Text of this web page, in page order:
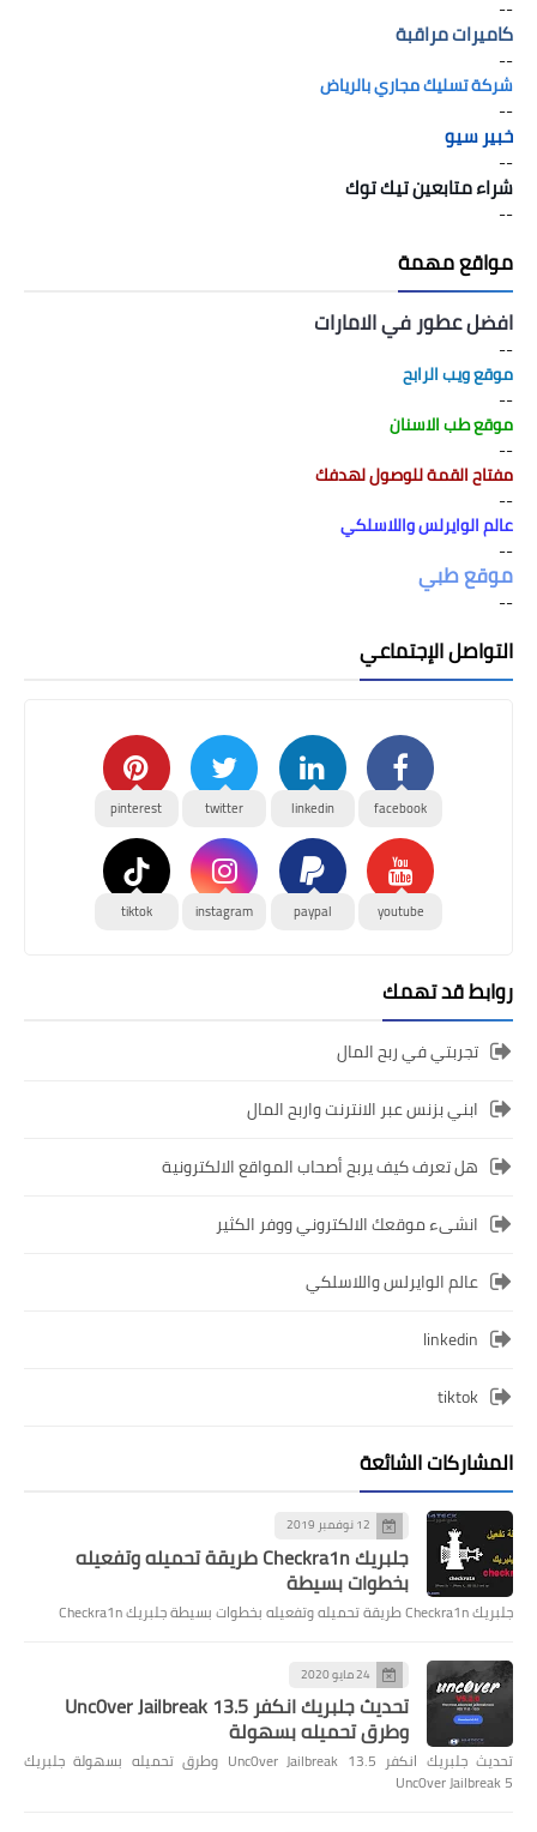
--
كاميرات مراقبة
--
شركة تسليك مجاري بالرياض
--
خبير سيو
--
شراء متابعين تيك توك
--
مواقع مهمة
افضل عطور في الامارات
--
موقع ويب الرابح
--
موقع طب الاسنان
--
مفتاح القمة للوصول لهدفك
--
عالم الوايرلس واللاسلكي
--
موقع طبي
--
التواصل الإجتماعي
facebook
linkedin
twitter
pinterest
youtube
paypal
instagram
tiktok
روابط قد تهمك
تجربتي في ربح المال
ابني بزنس عبر الانترنت واربح المال
هل تعرف كيف يربح أصحاب المواقع الالكترونية
انشىء موقعك الالكتروني ووفر الكثير
عالم الوايرلس واللاسلكي
linkedin
tiktok
المشاركات الشائعة
12 نوفمبر 2019
جلبريك Checkra1n طريقة تحميله وتفعيله
بخطوات بسيطة
جلبريك Checkra1n طريقة تحميله وتفعيله بخطوات بسيطة جلبريك Checkra1n
24 مايو 2020
تحديث جلبريك انكفر Unc0ver Jailbreak 13.5
وطرق تحميله بسهولة
تحديث جلبريك انكفر Unc0ver Jailbreak 13.5 وطرق تحميله بسهولة جلبريك
Unc0ver Jailbreak 5